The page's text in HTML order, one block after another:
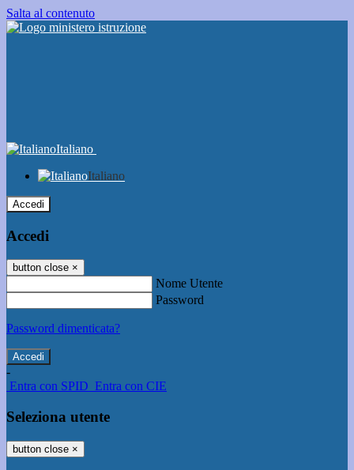
Salta al contenuto
Italiano
Italiano
Accedi
Accedi
button close ×
Nome Utente
Password
Password dimenticata?
-
Entra con SPID Entra con CIE
Seleziona utente
button close ×